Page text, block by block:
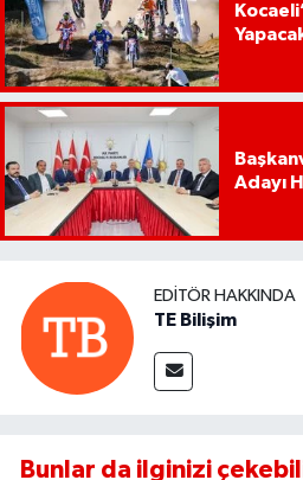
Adayı
EDITÖR HAKKINDA
TE Bilişim
Bunlar da ilginizi